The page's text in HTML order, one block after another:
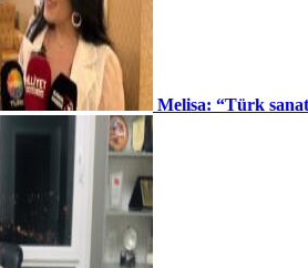
Melisa: “Türk